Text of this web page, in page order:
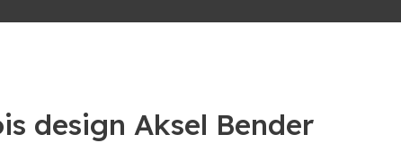
design Aksel Bender